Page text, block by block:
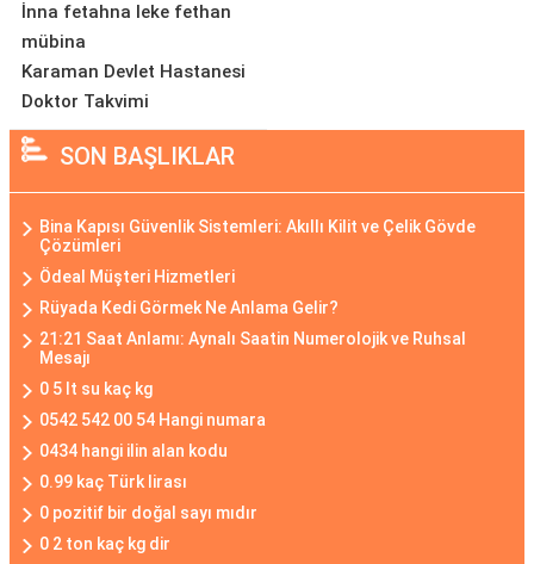
İnna fetahna leke fethan
mübina
Karaman Devlet Hastanesi
Doktor Takvimi
SON BAŞLIKLAR
Bina Kapısı Güvenlik Sistemleri: Akıllı Kilit ve Çelik Gövde
Çözümleri
Ödeal Müşteri Hizmetleri
Rüyada Kedi Görmek Ne Anlama Gelir?
21:21 Saat Anlamı: Aynalı Saatin Numerolojik ve Ruhsal
Mesajı
0 5 lt su kaç kg
0542 542 00 54 Hangi numara
0434 hangi ilin alan kodu
0.99 kaç Türk lirası
0 pozitif bir doğal sayı mıdır
0 2 ton kaç kg dir